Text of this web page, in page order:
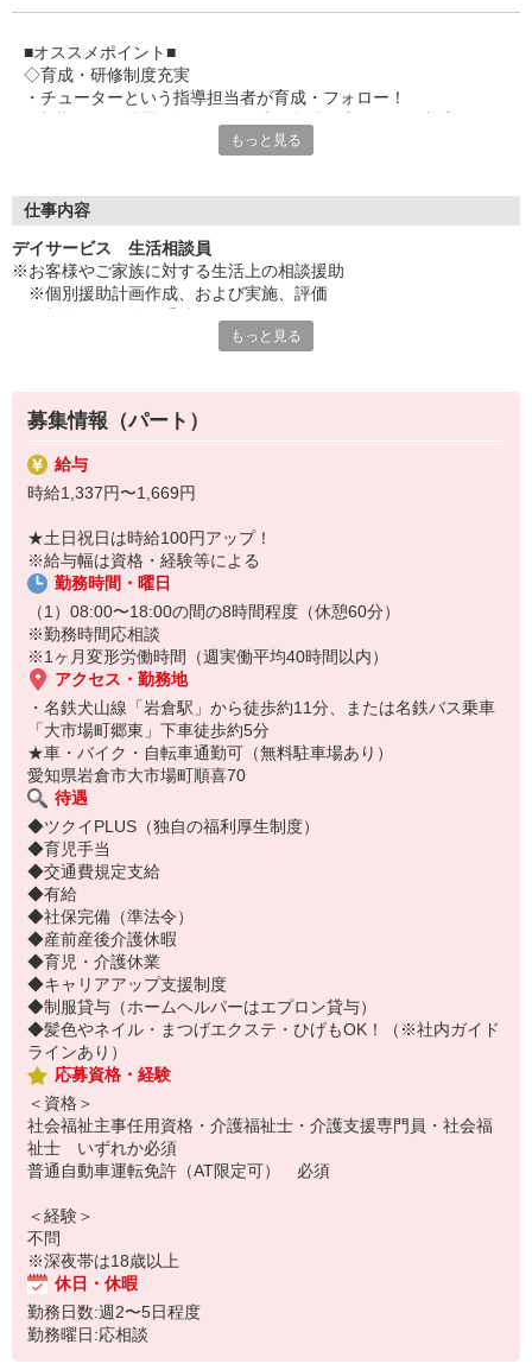
■オススメポイント■
◇育成・研修制度充実
・チューターという指導担当者が育成・フォロー！
・キャリアアップ支援制度を活用して働きながら資格取得が可能
・ツクイ独自の福祉厚生制度でプライベートも充実
・子育て支援の福利厚生制度あり！子育てと仕事の両立を応援◎
・スタッフ何でも相談窓口やライフキャリア相談など、各相談窓
口あり
◇頑張った分、スタッフに還元！
・パートは特別手当の支給あり
もっと見る
仕事内容
デイサービス 生活相談員
※お客様やご家族に対する生活上の相談援助
※個別援助計画作成、および実施、評価
※サービス担当者会議への出席
※介護業務、送迎・添乗業務など
★＼サービス・職種の魅力／
生活相談員はサービスの質の向上における重要なキーパーソンとな
る存在です。さまざまな人との出会いから、人とのつながりが生ま
性を磨いていくことができるのも、生活相談員の魅力です。日勤の
勤務でワークライフバランスに合わせた働き方ができます。
もっと見る
募集情報（パート）
給与
時給1,337円〜1,669円
★土日祝日は時給100円アップ！
※給与幅は資格・経験等による
勤務時間・曜日
（1）08:00〜18:00の間の8時間程度（休憩60分）
※勤務時間応相談
※1ヶ月変形労働時間（週実働平均40時間以内）
アクセス・勤務地
・名鉄犬山線「岩倉駅」から徒歩約11分、または名鉄バス乗車
「大市場町郷東」下車徒歩約5分
★車・バイク・自転車通勤可（無料駐車場あり）
愛知県岩倉市大市場町順喜70
待遇
◆ツクイPLUS（独自の福利厚生制度）
◆育児手当
◆交通費規定支給
◆有給
◆社保完備（準法令）
◆産前産後介護休暇
◆育児・介護休業
◆キャリアアップ支援制度
◆制服貸与（ホームヘルパーはエプロン貸与）
◆髪色やネイル・まつげエクステ・ひげもOK！（※社内ガイド
ラインあり）
応募資格・経験
＜資格＞
社会福祉主事任用資格・介護福祉士・介護支援専門員・社会福
祉士 いずれか必須
普通自動車運転免許（AT限定可） 必須
＜経験＞
不問
※深夜帯は18歳以上
休日・休暇
勤務日数:週2〜5日程度
勤務曜日:応相談